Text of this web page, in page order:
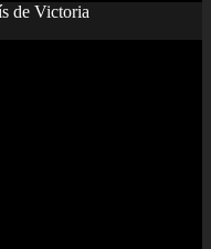
de Victoria